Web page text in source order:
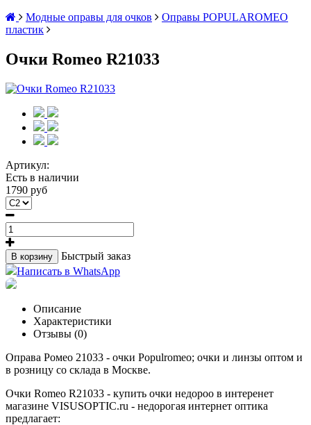
Модные оправы для очков
Оправы POPULAROMEO
пластик
Очки Romeo R21033
Артикул:
Есть в наличии
1790 руб
В корзину
Быстрый заказ
Написать в WhatsApp
Описание
Характеристики
Отзывы (0)
Оправа Ромео 21033 - очки Populromeo; очки и линзы оптом и
в розницу со склада в Москве.
Очки Romeo R21033 - купить очки недороо в интеренет
магазине VISUSOPTIC.ru - недорогая интернет оптика
предлагает: